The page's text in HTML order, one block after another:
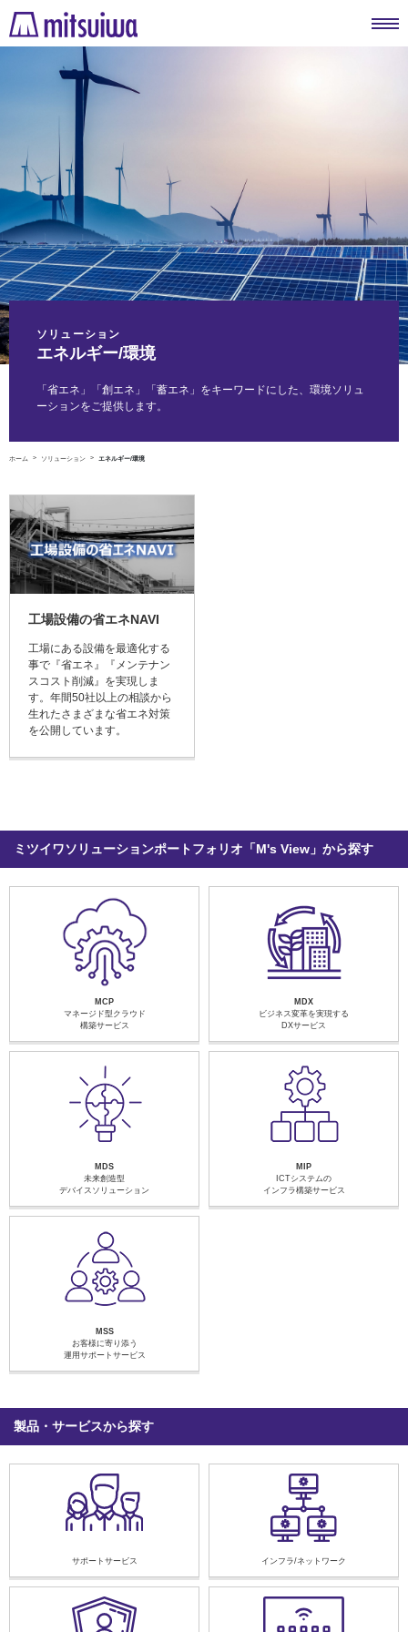
ホーム ソリューション エネルギー/環境
ソリューション
エネルギー/環境
「省エネ」「創エネ」「蓄エネ」をキーワードにした、環境ソリュ
ーションをご提供します。
工場設備の省エネNAVI
工場にある設備を最適化する
事で『省エネ』『メンテナン
スコスト削減』を実現しま
す。年間50社以上の相談から
生れたさまざまな省エネ対策
を公開しています。
ミツイワソリューションポートフォリオ「M's View」から探す
MCP
マネージド型クラウド
構築サービス
MDX
ビジネス変革を実現する
DXサービス
MDS
未来創造型
デバイスソリューション
MIP
ICTシステムの
インフラ構築サービス
MSS
お客様に寄り添う
運用サポートサービス
製品・サービスから探す
サポートサービス インフラ/ネットワーク